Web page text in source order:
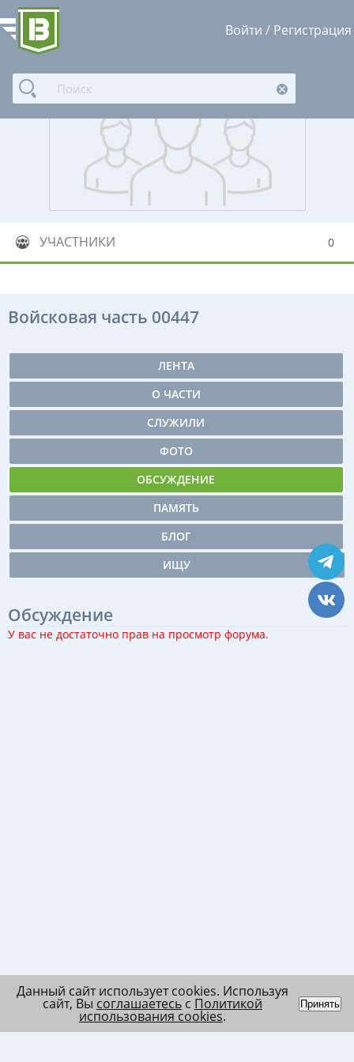
Войти / Регистрация
УЧАСТНИКИ 0
Войсковая часть 00447
ЛЕНТА
О ЧАСТИ
СЛУЖИЛИ
ФОТО
ОБСУЖДЕНИЕ
ПАМЯТЬ
БЛОГ
ИЩУ
Обсуждение
У вас не достаточно прав на просмотр форума.
Данный сайт использует cookies. Используя
сайт, Вы соглашаетесьс Политикой
использования cookies.
Принять